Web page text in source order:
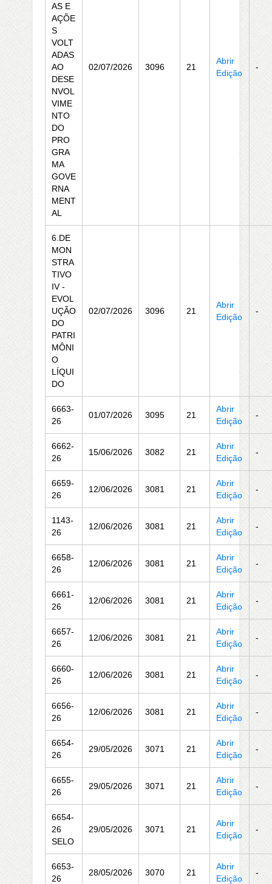
AS E
AÇÕE
S
VOLT
ADAS
AO
DESE
NVOL
VIME
NTO
DO
PRO
GRA
MA
GOVE
RNA
MENT
AL
02/07/2026 3096 21
Abrir
Edição
-
6.DE
MON
STRA
TIVO
IV -
EVOL
UÇÃO
DO
PATRI
MÔNI
O
LÍQUI
DO
02/07/2026 3096 21
Abrir
Edição
-
6663-
26
01/07/2026 3095 21
Abrir
Edição
-
6662-
26
15/06/2026 3082 21
Abrir
Edição
-
6659-
26
12/06/2026 3081 21
Abrir
Edição
-
1143-
26
12/06/2026 3081 21
Abrir
Edição
-
6658-
26
12/06/2026 3081 21
Abrir
Edição
-
6661-
26
12/06/2026 3081 21
Abrir
Edição
-
6657-
26
12/06/2026 3081 21
Abrir
Edição
-
6660-
26
12/06/2026 3081 21
Abrir
Edição
-
6656-
26
12/06/2026 3081 21
Abrir
Edição
-
6654-
26
29/05/2026 3071 21
Abrir
Edição
-
6655-
26
29/05/2026 3071 21
Abrir
Edição
-
6654-
26
SELO
29/05/2026 3071 21
Abrir
Edição
-
6653-
26
28/05/2026 3070 21
Abrir
Edição
-